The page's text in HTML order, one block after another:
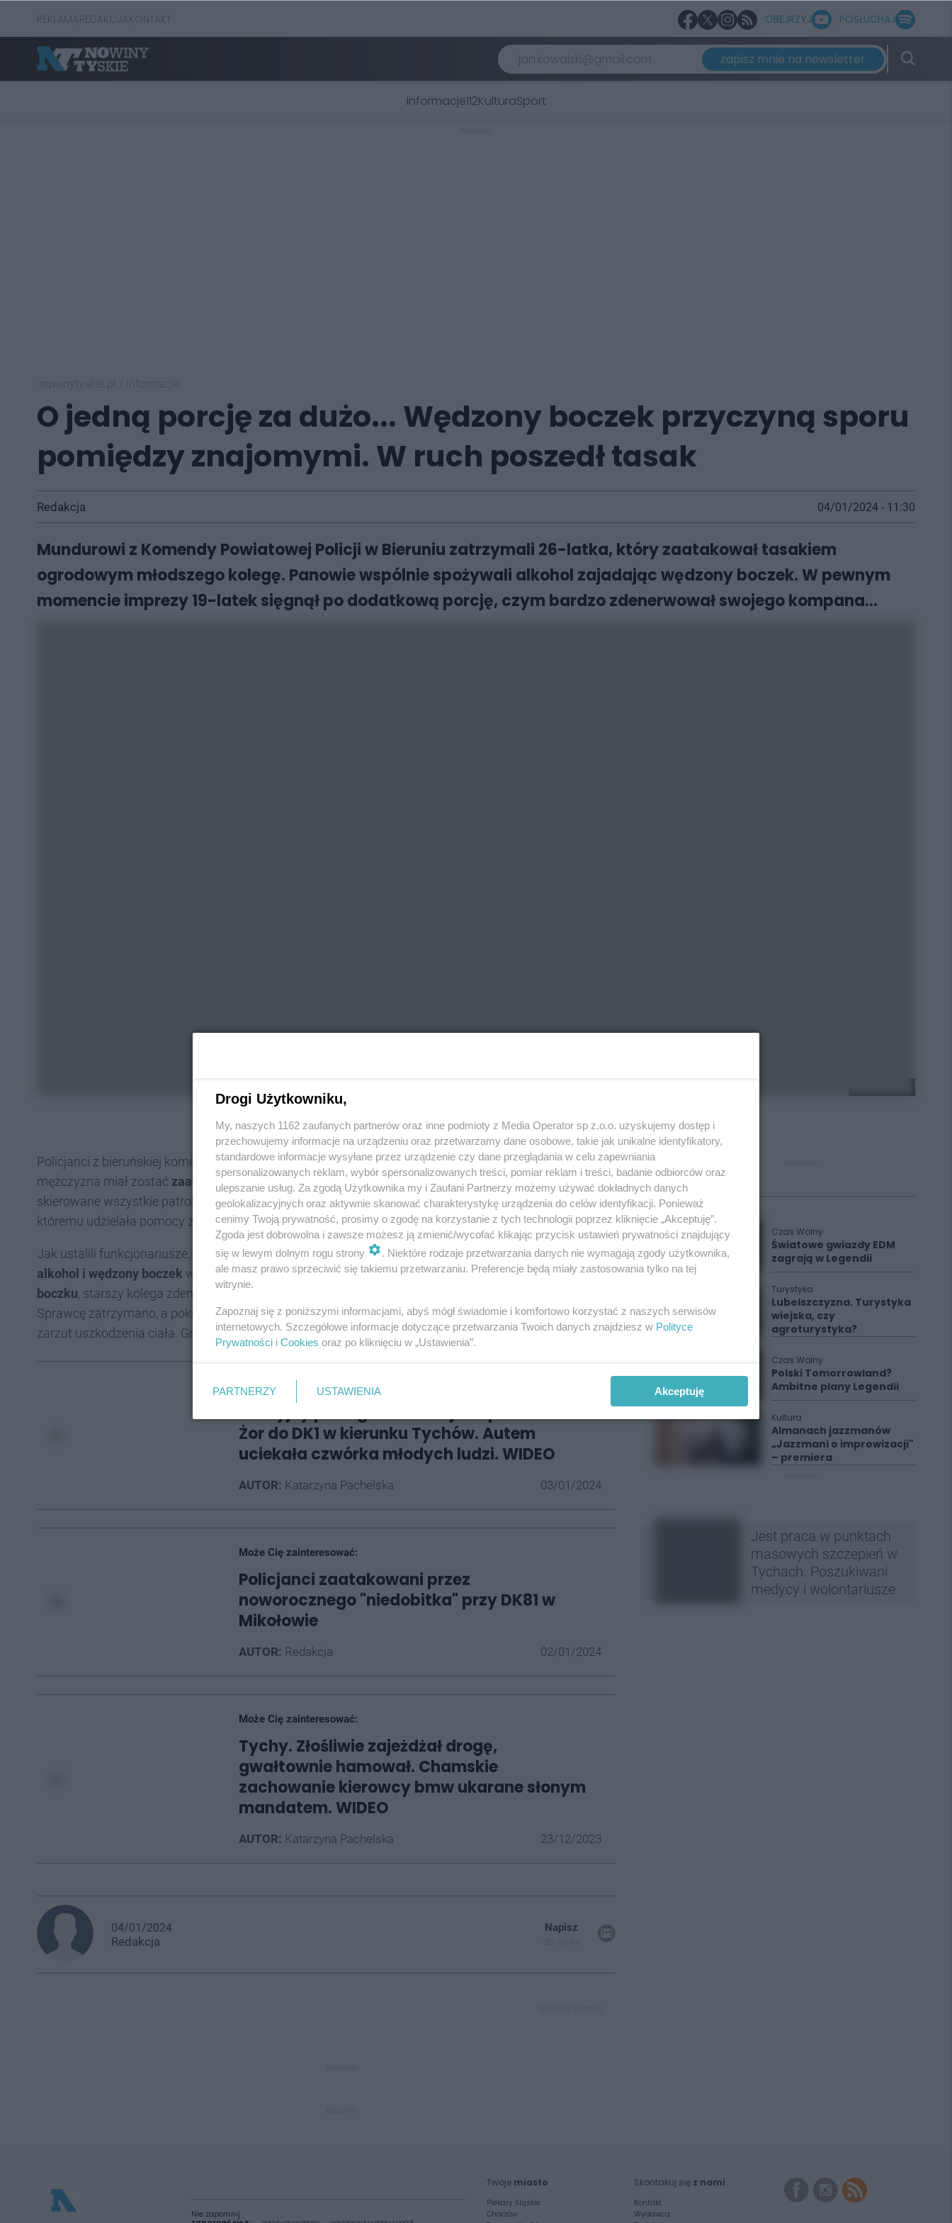
REKLAMAREDAKCJAKONTAKT OBEJRZYJ POSŁUCHAJ
zapisz mnie na newsletter
Informacje112KulturaSport
O jedną porcję za dużo... Wędzony boczek przyczyną sporu
pomiędzy znajomymi. W ruch poszedł tasak
Redakcja 04/01/2024 - 11:30
Mundurowi z Komendy Powiatowej Policji w Bieruniu zatrzymali 26-latka, który zaatakował tasakiem
ogrodowym młodszego kolegę. Panowie wspólnie spożywali alkohol zajadając wędzony boczek. W pewnym
momencie imprezy 19-latek sięgnął po dodatkową porcję, czym bardzo zdenerwował swojego kompana...
REKLAMA
Policjanci z bieruńskiej komendy zostali wezwani na interwencję, gdzie według zgłoszenia młody
mężczyzna miał zostać zaatakowany tasakiem ogrodowym
. Na miejsce natychmiast zostały
skierowane wszystkie patrole pełniące służbę. Z okoliczności zdarzenia wynikało, że mężczyzna,
któremu udzielała pomocy załoga karetki pogotowia, mógł paść ofiarą przestępstwa.
Jak ustalili funkcjonariusze, pokrzywdzony19-latek wraz z 26-letnim znajomym, wspólniespożywali
alkohol i wędzony boczek w garażu. Kiedy pokrzywdzony chciał poczęstować się dodatkową porcją
boczku , starszy kolega zdenerwował się i
Sprawcę zatrzymano, a pokrzywdzony z obrażeniami trafił do szpitala. 26-letni mężczyzna usłyszał już
zarzut uszkodzenia ciała. Grozi mu kara nawet do 5 lat pozbawienia wolności.
Może Cię zainteresować:
Żor do DK1 w kierunku Tychów. Autem
uciekała czwórka młodych ludzi. WIDEO
AUTOR: Katarzyna Pachelska 03/01/2024
Może Cię zainteresować:
Policjanci zaatakowani przez
noworocznego "niedobitka" przy DK81 w
Mikołowie
AUTOR: Redakcja 02/01/2024
Może Cię zainteresować:
Tychy. Złośliwie zajeżdżał drogę,
gwałtownie hamował. Chamskie
zachowanie kierowcy bmw ukarane słonym
mandatem. WIDEO
AUTOR: Katarzyna Pachelska 23/12/2023
04/01/2024
Redakcja
Napisz
Polecane
Czas Wolny
Światowe gwiazdy EDM
zagrają w Legendii
Turystyka
Lubelszczyzna. Turystyka
wiejska, czy
agroturystyka?
Czas Wolny
Polski Tomorrowland?
Ambitne plany Legendii
Kultura
Almanach jazzmanów
„Jazzmani o improwizacji"
– premiera
Jest praca w punktach
masowych szczepień w
Tychach. Poszukiwani
medycy i wolontariusze
Nie zapomnij
Twoje miasto
Piekary Śląskie
Chorzów
Skontakuj się z nami
Kontakt
Wydawca
Drogi Użytkowniku,
My, naszych 1162 zaufanych partnerów oraz inne podmioty z Media Operator sp z.o.o. uzyskujemy dostęp i
przechowujemy informacje na urządzeniu oraz przetwarzamy dane osobowe, takie jak unikalne identyfikatory,
standardowe informacje wysyłane przez urządzenie czy dane przeglądania w celu zapewniania
spersonalizowanych reklam, wybór spersonalizowanych treści, pomiar reklam i treści, badanie odbiorców oraz
ulepszanie usług. Za zgodą Użytkownika my i Zaufani Partnerzy możemy używać dokładnych danych
geolokalizacyjnych oraz aktywnie skanować charakterystykę urządzenia do celów identyfikacji. Ponieważ
cenimy Twoją prywatność, prosimy o zgodę na korzystanie z tych technologii poprzez kliknięcie „Akceptuję”.
Zgoda jest dobrowolna i zawsze możesz ją zmienić/wycofać klikając przycisk ustawień prywatności znajdujący
się w lewym dolnym rogu strony
. Niektóre rodzaje przetwarzania danych nie wymagają zgody użytkownika,
ale masz prawo sprzeciwić się takiemu przetwarzaniu. Preferencje będą miały zastosowania tylko na tej
witrynie.
Zapoznaj się z poniższymi informacjami, abyś mógł świadomie i komfortowo korzystać z naszych serwisów
internetowych. Szczegółowe informacje dotyczące przetwarzania Twoich danych znajdziesz w Polityce
Prywatności i Cookies oraz po kliknięciu w „Ustawienia”.
PARTNERZY USTAWIENIA Akceptuję